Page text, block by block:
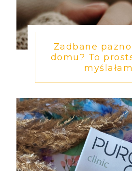
Zadbane
domu? To
myślałam